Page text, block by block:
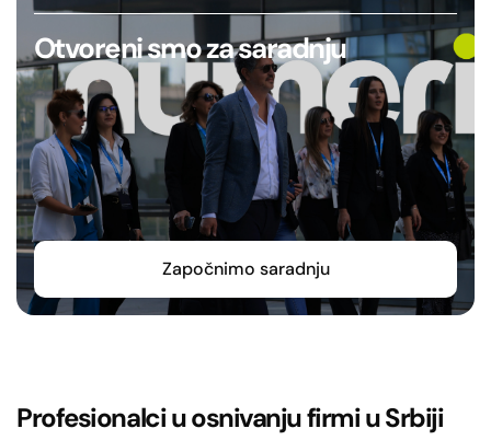
Otvoreni smo za saradnju
Započnimo saradnju
Profesionalci u osnivanju firmi u Srbiji